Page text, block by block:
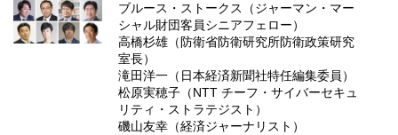
ブルース・ストークス（ジャーマン・マー
シャル財団客員シニアフェロー）
高橋杉雄（防衛省防衛研究所防衛政策研究
室長）
滝田洋一（日本経済新聞社特任編集委員）
松原実穂子（NTT チーフ・サイバーセキュ
リティ・ストラテジスト）
磯山友幸（経済ジャーナリスト）